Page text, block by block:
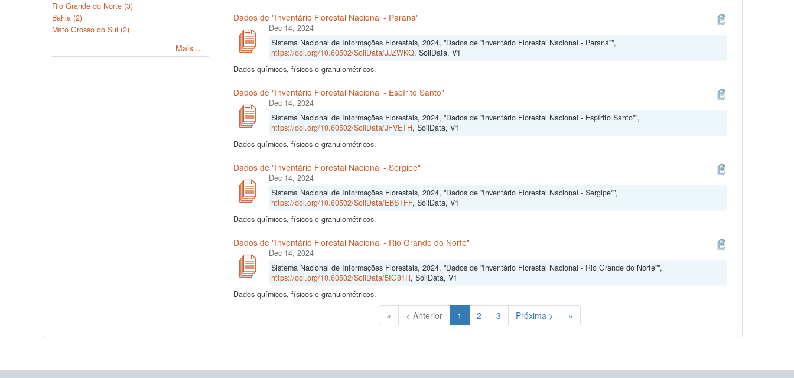
Rio Grande do Norte (3)
Bahia (2)
Mato Grosso do Sul (2)
Mais ...
Dados de "Inventário Florestal Nacional - Paraná"
Dec 14, 2024
Sistema Nacional de Informações Florestais, 2024, "Dados de "Inventário Florestal Nacional - Paraná"",
https://doi.org/10.60502/SoilData/JJZWKQ, SoilData, V1
Dados químicos, físicos e granulométricos.
Dados de "Inventário Florestal Nacional - Espírito Santo"
Dec 14, 2024
Sistema Nacional de Informações Florestais, 2024, "Dados de "Inventário Florestal Nacional - Espírito Santo"",
https://doi.org/10.60502/SoilData/JFVETH, SoilData, V1
Dados químicos, físicos e granulométricos.
Dados de "Inventário Florestal Nacional - Sergipe"
Dec 14, 2024
Sistema Nacional de Informações Florestais, 2024, "Dados de "Inventário Florestal Nacional - Sergipe"",
https://doi.org/10.60502/SoilData/EBSTFF, SoilData, V1
Dados químicos, físicos e granulométricos.
Dados de "Inventário Florestal Nacional - Rio Grande do Norte"
Dec 14, 2024
Sistema Nacional de Informações Florestais, 2024, "Dados de "Inventário Florestal Nacional - Rio Grande do Norte"",
https://doi.org/10.60502/SoilData/5IG81R, SoilData, V1
Dados químicos, físicos e granulométricos.
« < Anterior 1 (Atual)
2 3 Próxima > »